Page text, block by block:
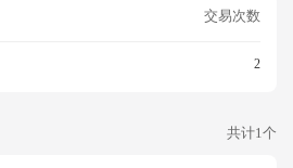
交易次数
2
共计1个